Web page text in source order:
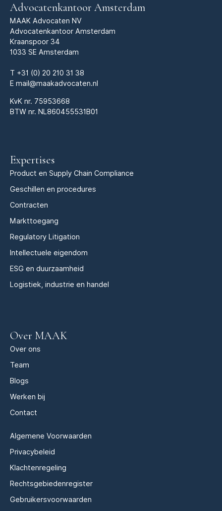
Advocatenkantoor Amsterdam
MAAK Advocaten NV
Advocatenkantoor Amsterdam
Kraanspoor 34
1033 SE Amsterdam
T +31 (0) 20 210 31 38
E mail@maakadvocaten.nl
KvK nr. 75953668
BTW nr. NL860455531B01
Expertises
Product en Supply Chain Compliance
Geschillen en procedures
Contracten
Markttoegang
Regulatory Litigation
Intellectuele eigendom
ESG en duurzaamheid
Logistiek, industrie en handel
Over MAAK
Over ons
Team
Blogs
Werken bij
Contact
Algemene Voorwaarden
Privacybeleid
Klachtenregeling
Rechtsgebiedenregister
Gebruikersvoorwaarden